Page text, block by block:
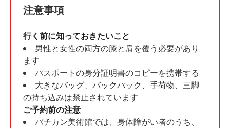
注意事項
行く前に知っておきたいこと
男性と女性の両方の膝と肩を覆う必要があり
ます
パスポートの身分証明書のコピーを携帯する
大きなバッグ、バックパック、手荷物、三脚
の持ち込みは禁止されています
ご予約前の注意
バチカン美術館では、身体障がい者のうち、